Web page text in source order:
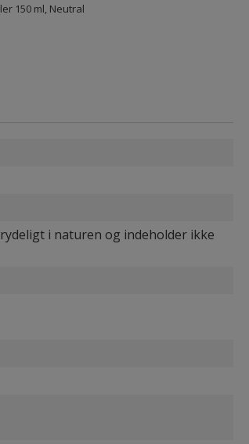
150 ml, Neutral
i naturen og indeholder ikke